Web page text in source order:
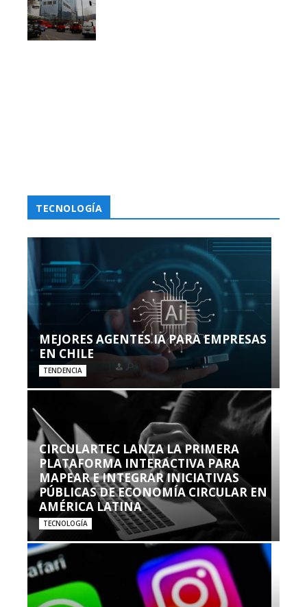
TECNOLOGÍA
MEJORES AGENTES IA PARA EMPRESAS
EN CHILE
TENDENCIA
CIRCULARTEC LANZA LA PRIMERA
PLATAFORMA INTERACTIVA PARA
MAPEAR E INTEGRAR INICIATIVAS
PÚBLICAS DE ECONOMÍA CIRCULAR EN
AMÉRICA LATINA
TECNOLOGÍA